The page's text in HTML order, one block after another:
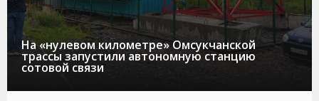
На «нулевом километре» Омсукчанской
трассы запустили автономную станцию
сотовой связи